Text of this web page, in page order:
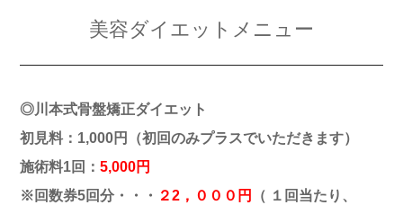
美容ダイエットメニュー
◎川本式骨盤矯正ダイエット
初見料：1,000円（初回のみプラスでいただきます）
施術料1回： 5,000円
※回数券5回分・・・ ２2，０００円
（ １回当たり、